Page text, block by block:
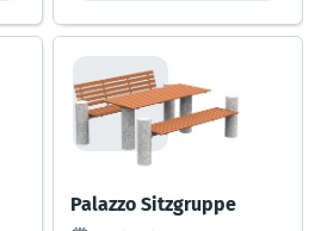
Palazzo Sitzgruppe